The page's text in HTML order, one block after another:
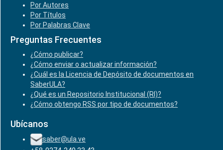
Por Autores
Por Títulos
Por Palabras Clave
Preguntas Frecuentes
¿Cómo publicar?
¿Cómo enviar o actualizar información?
¿Cuál es la Licencia de Depósito de documentos en
SaberULA?
¿Qué es un Repositorio Institucional (RI)?
¿Cómo obtengo RSS por tipo de documentos?
Ubícanos
saber@ula.ve